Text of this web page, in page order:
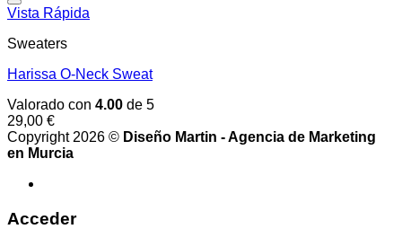
Vista Rápida
Sweaters
Harissa O-Neck Sweat
Valorado con 4.00 de 5
29,00 €
Copyright 2026 © Diseño Martin - Agencia de Marketing
en Murcia
Acceder